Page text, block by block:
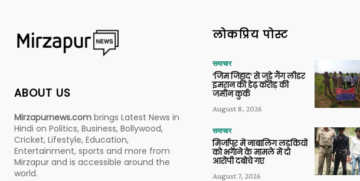
ABOUT US
Mirzapurnews.com brings Latest News in
Hindi on Politics, Business, Bollywood,
Cricket, Lifestyle, Education,
Entertainment, sports and more from
Mirzapur and is accessible around the
world.
लोकप्रिय पोस्ट
समाचार
‘जिम जिहाद’ से जुड़े गैंग लीडर
इमरान की डेढ़ करोड़ की
जमीन कुर्क
August 8, 2026
समाचार
मिर्जापुर में नाबालिग लड़कियों
को भगाने के मामले में दो
आरोपी दबोचे गए
August 7, 2026